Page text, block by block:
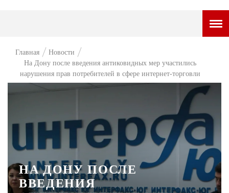
НОВОСТИ
ТАМ И ТУТ
СТИЛЬ ЖИЗНИ
ХАЙП
ЧЕЛОВЕК ОСОБЕННЫЙ
Главная
Новости
На Дону после введения антиковидных мер участились
нарушения прав потребителей в сфере интернет-торговли
НА ДОНУ ПОСЛЕ
ВВЕДЕНИЯ